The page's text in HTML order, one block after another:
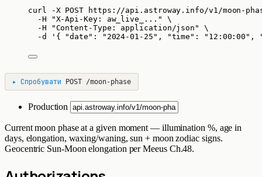
curl -X POST
https://api.astroway.info/v1/moon-
-H
"X-Api-Key: aw_live_... "
\
-H
"Content-Type: application/json "
\
-d
' { "date": "2024-01-25", "time":
▸ Спробувати POST /moon-phase
Production
Current moon phase at a given moment — illumination %, age in
days, elongation, waxing/waning, sun + moon zodiac signs.
Geocentric Sun-Moon elongation per Meeus Ch.48.